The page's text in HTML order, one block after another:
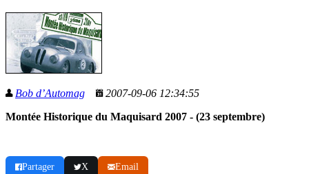
Bob d’Automag
2007-09-06 12:34:55
Montée Historique du Maquisard 2007 - (23 septembre)
Partager X Email